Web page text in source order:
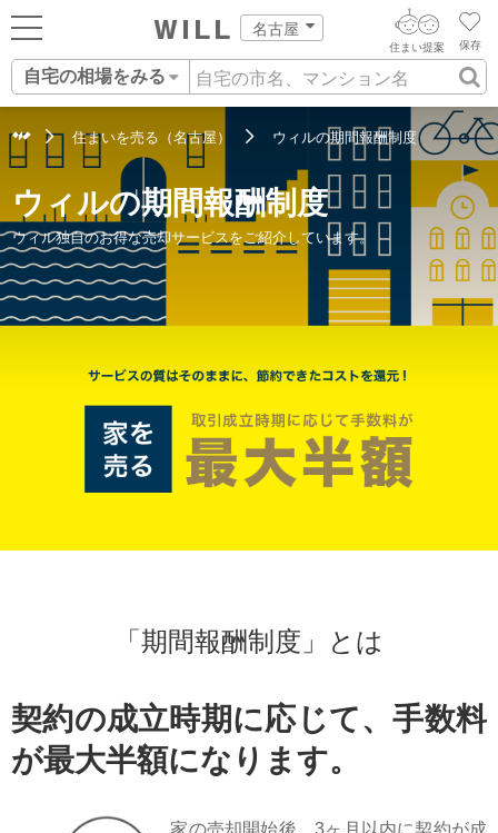
名古屋
ログイン
新規会員登録
住まいをさがす
住まいを売る
保存
住まい提案
自宅の相場をみる
住まいをさがす
自宅の相場をみる
住まい事例をさが
す
営業所をさがす
スタッフをさがす
AIウィルくんの提案
AI住まい提案を受ける
AI査定・チャット相談する
不動産エージェントの提案
価格査定を依頼する
住まいを売る（名古屋） ウィルの期間報酬制度
ウィルの期間報酬制度
ウィル独自のお得な売却サービスをご紹介しています。
「期間報酬制度」とは
契約の成立時期に応じて、手数料
が最大半額になります。
家の売却開始後、3ヶ⽉以内に契約が成